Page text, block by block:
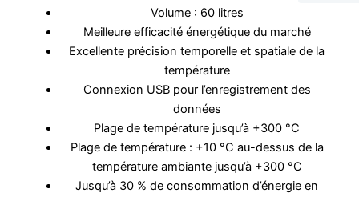
€1.998,00. €1.778,22.
Volume : 60 litres
Meilleure efficacité énergétique du marché
Excellente précision temporelle et spatiale de la
température
Connexion USB pour l’enregistrement des
données
Plage de température jusqu’à +300 °C
Plage de température : +10 °C au-dessus de la
température ambiante jusqu’à +300 °C
Jusqu’à 30 % de consommation d’énergie en